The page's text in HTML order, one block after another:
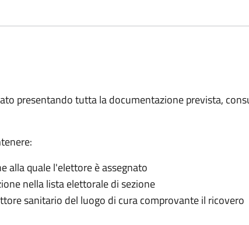
presentando tutta la documentazione prevista,
alla quale l'elettore è assegnato
nella lista elettorale di sezione
sanitario del luogo di cura comprovante il ricovero